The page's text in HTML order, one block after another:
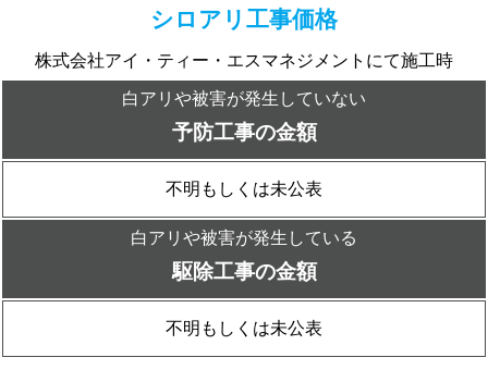
シロアリ工事価格
株式会社アイ・ティー・エスマネジメントにて施工時
白アリや被害が発生していない
予防工事の金額
不明もしくは未公表
白アリや被害が発生している
駆除工事の金額
不明もしくは未公表